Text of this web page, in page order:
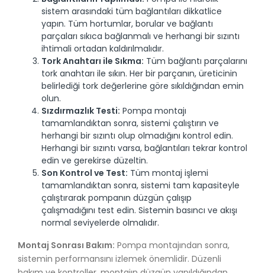
sistem arasındaki tüm bağlantıları dikkatlice
yapın. Tüm hortumlar, borular ve bağlantı
parçaları sıkıca bağlanmalı ve herhangi bir sızıntı
ihtimali ortadan kaldırılmalıdır.
Tork Anahtarı ile Sıkma: Tüm bağlantı parçalarını
tork anahtarı ile sıkın. Her bir parçanın, üreticinin
belirlediği tork değerlerine göre sıkıldığından emin
olun.
Sızdırmazlık Testi: Pompa montajı
tamamlandıktan sonra, sistemi çalıştırın ve
herhangi bir sızıntı olup olmadığını kontrol edin.
Herhangi bir sızıntı varsa, bağlantıları tekrar kontrol
edin ve gerekirse düzeltin.
Son Kontrol ve Test: Tüm montaj işlemi
tamamlandıktan sonra, sistemi tam kapasiteyle
çalıştırarak pompanın düzgün çalışıp
çalışmadığını test edin. Sistemin basıncı ve akışı
normal seviyelerde olmalıdır.
Montaj Sonrası Bakım: Pompa montajından sonra,
sistemin performansını izlemek önemlidir. Düzenli